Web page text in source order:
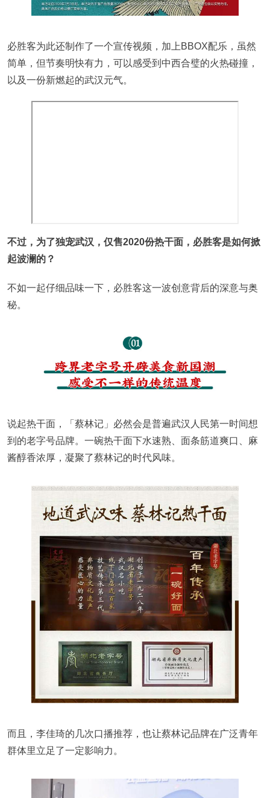
必胜客为此还制作了一个宣传视频，加上BBOX配乐，虽然
简单，但节奏明快有力，可以感受到中西合璧的火热碰撞，
以及一份新燃起的武汉元气。
不过，为了独宠武汉，仅售2020份热干面，必胜客是如何掀
起波澜的？
不如一起仔细品味一下，必胜客这一波创意背后的深意与奥
秘。
说起热干面，「蔡林记」必然会是普遍武汉人民第一时间想
到的老字号品牌。一碗热干面下水速熟、面条筋道爽口、麻
酱醇香浓厚，凝聚了蔡林记的时代风味。
而且，李佳琦的几次口播推荐，也让蔡林记品牌在广泛青年
群体里立足了一定影响力。